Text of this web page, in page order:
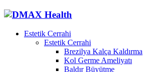
Estetik Cerrahi
Estetik Cerrahi
Brezilya Kalça Kaldırma
Kol Germe Ameliyatı
Baldır Büyütme